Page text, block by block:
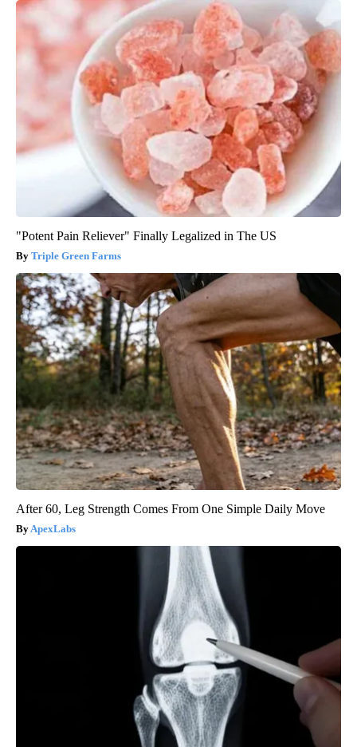
"Potent Pain Reliever" Finally Legalized in The US
Triple Green Farms
After 60, Leg Strength Comes From One Simple Daily Move
ApexLabs